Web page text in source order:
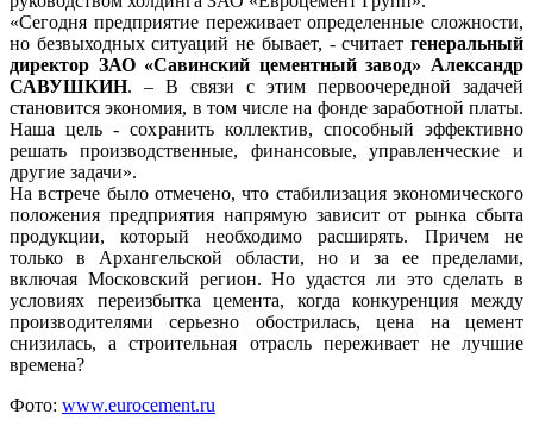
«Сегодня предприятие переживает определенные сложности,
но безвыходных ситуаций не бывает, - считает генеральный
директор ЗАО «Савинский цементный завод» Александр
САВУШКИН. – В связи с этим первоочередной задачей
становится экономия, в том числе на фонде заработной платы.
Наша цель - сохранить коллектив, способный эффективно
решать производственные, финансовые, управленческие и
другие задачи».
На встрече было отмечено, что стабилизация экономического
положения предприятия напрямую зависит от рынка сбыта
продукции, который необходимо расширять. Причем не
только в Архангельской области, но и за ее пределами,
включая Московский регион. Но удастся ли это сделать в
условиях переизбытка цемента, когда конкуренция между
производителями серьезно обострилась, цена на цемент
снизилась, а строительная отрасль переживает не лучшие
времена?
Фото: www.eurocement.ru